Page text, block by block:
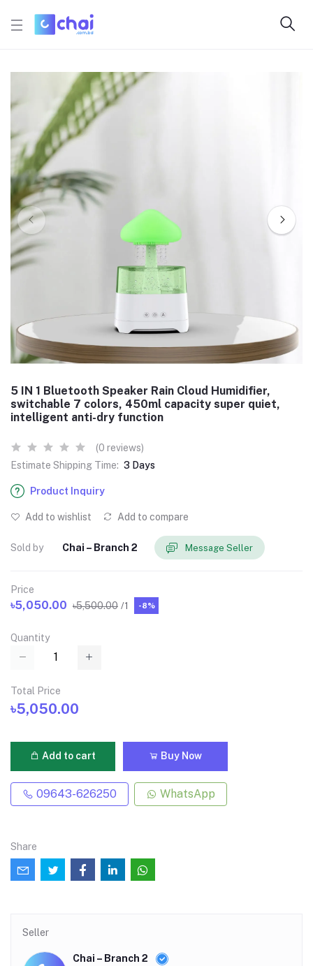
5 IN 1 Bluetooth Speaker Rain Cloud Humidifier,
switchable 7 colors, 450ml capacity super quiet,
intelligent anti-dry function
(0 reviews)
Estimate Shipping Time: 3 Days
Product Inquiry
Add to wishlist Add to compare
Sold by Chai – Branch 2 Message Seller
Price
৳5,050.00 ৳5,500.00 /1 -8%
Quantity
Total Price
৳5,050.00
Add to cart Buy Now
09643-626250 WhatsApp
Share
Seller
Chai – Branch 2